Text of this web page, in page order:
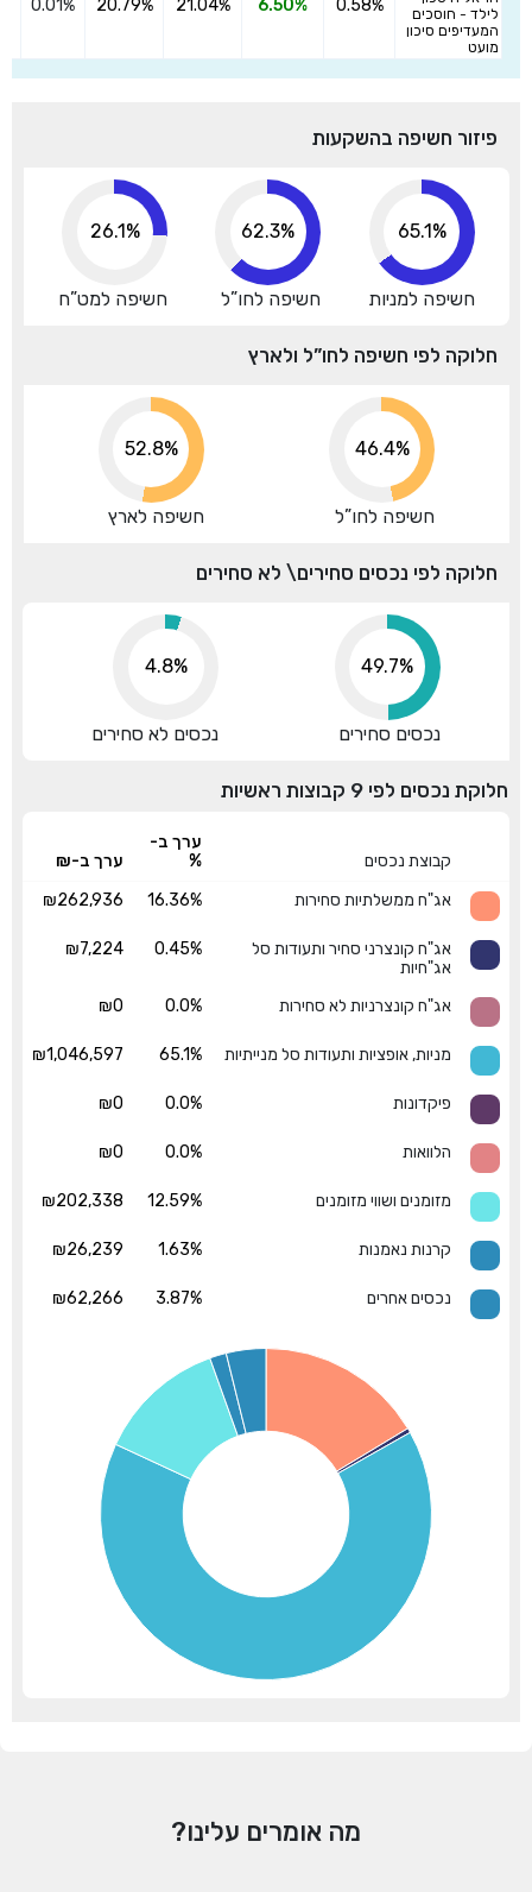
לילד - חוסכים
המעדיפים סיכון
מועט
0.58%
6.50%
21.04%
20.79%
0.01%
פיזור חשיפה בהשקעות
65.1%
חשיפה למניות
70.5%
חשיפה לחו”ל
26.1%
חשיפה למט”ח
חלוקה לפי חשיפה לחו”ל ולארץ
46.4%
חשיפה לחו”ל
53.5%
חשיפה לארץ
חלוקה לפי נכסים סחירים\ לא סחירים
56.6%
נכסים סחירים
4.8%
נכסים לא סחירים
חלוקת נכסים לפי 9 קבוצות ראשיות
קבוצת נכסים
ערך ב-
%
ערך ב-₪
אג"ח ממשלתיות סחירות
16.36%
₪262,936
אג"ח קונצרני סחיר ותעודות סל
אג"חיות
0.45%
₪7,224
אג"ח קונצרניות לא סחירות 0.0%
₪0
מניות, אופציות ותעודות סל מנייתיות 65.1%
₪1,046,597
פיקדונות 0.0%
₪0
הלוואות 0.0%
₪0
מזומנים ושווי מזומנים 12.59%
₪202,338
קרנות נאמנות 1.63%
₪26,239
נכסים אחרים 3.87%
₪62,266
מה אומרים עלינו?